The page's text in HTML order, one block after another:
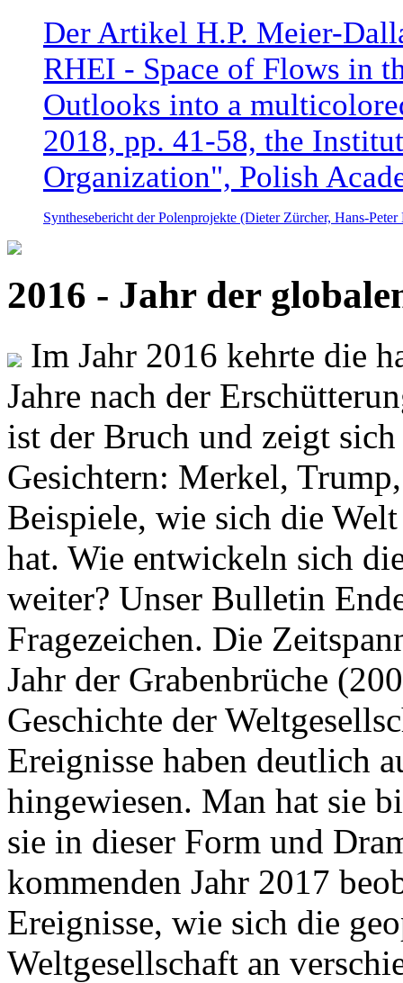
Der Artikel H.P. Meier-
RHEI - Space of Flows in
Outlooks into a
2018, pp. 41-58, the
Organization", Polish
Synthesebericht der Polenprojekte (Dieter Zürcher, Hans-
2016 - Jahr der
Im Jahr 2016 kehrte die
Jahre nach der
ist der Bruch und zeigt
Gesichtern: Merkel,
Beispiele, wie sich die
hat. Wie entwickeln sich
weiter? Unser Bulletin
Fragezeichen. Die
Jahr der Grabenbrüche
Geschichte der
Ereignisse haben deutlich
hingewiesen. Man hat sie
sie in dieser Form und
kommenden Jahr 2017
Ereignisse, wie sich die
Weltgesellschaft an